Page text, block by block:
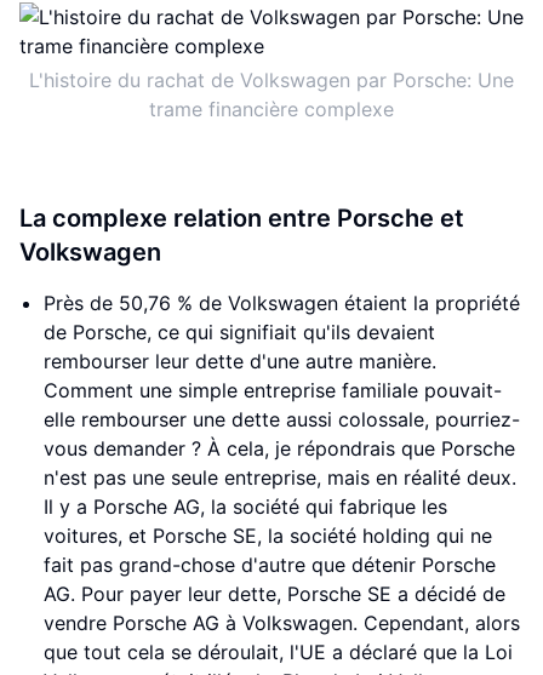
L'histoire du rachat de Volkswagen par Porsche: Une
trame financière complexe
La complexe relation entre Porsche et
Volkswagen
Près de 50,76 % de Volkswagen étaient la propriété
de Porsche, ce qui signifiait qu'ils devaient
rembourser leur dette d'une autre manière.
Comment une simple entreprise familiale pouvait-
elle rembourser une dette aussi colossale, pourriez-
vous demander ? À cela, je répondrais que Porsche
n'est pas une seule entreprise, mais en réalité deux.
Il y a Porsche AG, la société qui fabrique les
voitures, et Porsche SE, la société holding qui ne
fait pas grand-chose d'autre que détenir Porsche
AG. Pour payer leur dette, Porsche SE a décidé de
vendre Porsche AG à Volkswagen. Cependant, alors
que tout cela se déroulait, l'UE a déclaré que la Loi